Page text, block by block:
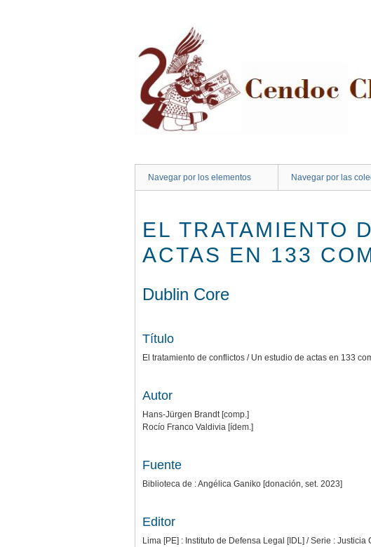
Navegar por los elementos Navegar por las
EL TRATAMIENTO
ACTAS EN 133
Dublin Core
Título
El tratamiento de conflictos / Un estudio de actas en 133
Autor
Hans-Jürgen Brandt [comp.]
Rocío Franco Valdivia [ídem.]
Fuente
Biblioteca de : Angélica Ganiko [donación, set. 2023]
Editor
Lima [PE] : Instituto de Defensa Legal [IDL] / Serie :